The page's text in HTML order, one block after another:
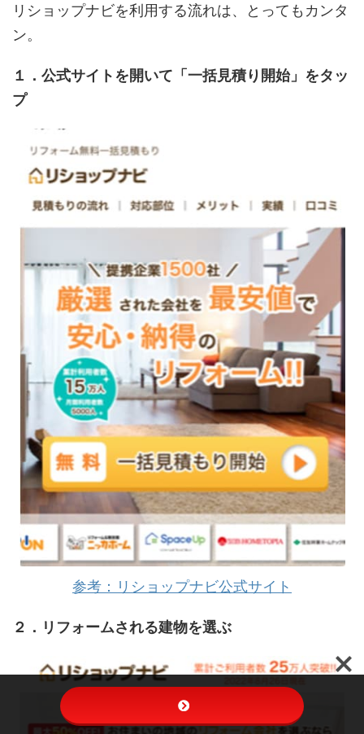
リショップナビを利用する流れは、とってもカンタ
ン。
１．公式サイトを開いて「一括見積り開始」をタッ
プ
参考：リショップナビ公式サイト
２．リフォームされる建物を選ぶ